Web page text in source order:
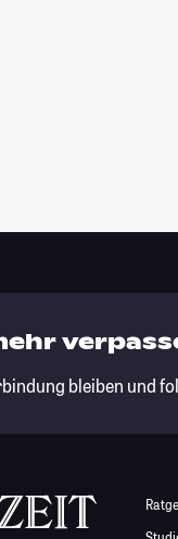
bleiben und